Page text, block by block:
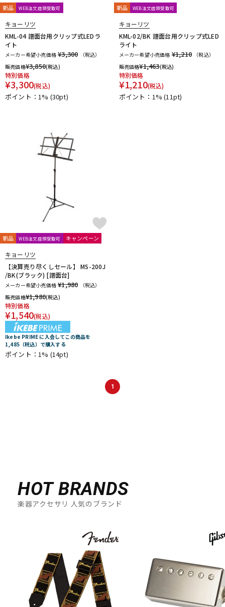
新品 WEB注文店頭受取可
キョーリツ
KML-04 譜面台用クリップ式LEDラ
イト
メーカー希望小売価格 ¥3,300
（税込）
販売価格¥3,850(税込)
特別価格
¥3,300(税込)
ポイント：1% (30pt)
新品 WEB注文店頭受取可
キョーリツ
KML-02/BK 譜面台用クリップ式LED
ライト
メーカー希望小売価格 ¥1,210
（税込）
販売価格¥1,463(税込)
特別価格
¥1,210(税込)
ポイント：1%(11pt)
新品 WEB注文店頭受取可 キャンペーン
キョーリツ
【決算売り尽くしセール】 MS-200J
/BK(ブラック) [譜面台]
メーカー希望小売価格 ¥1,980
（税込）
販売価格¥1,980(税込)
特別価格
¥1,540(税込)
Ikebe PRIME に入会してこの商品を
1,485（税込）で購入する
ポイント：1% (14pt)
1
HOT BRANDS
楽器アクセサリ 人気のブランド